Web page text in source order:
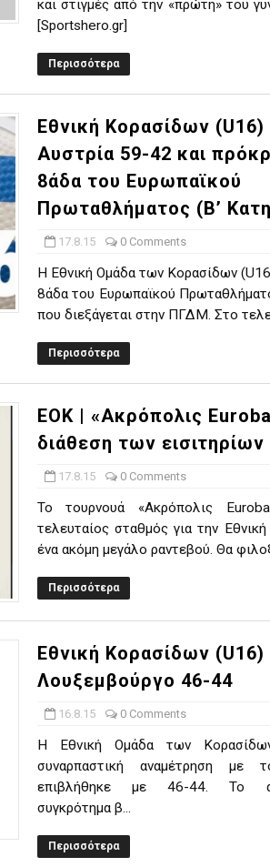
και στιγμές από την «πρώτη» του
[Sportshero.gr]
Περισσότερα
Εθνική Κορασίδων (U16)
Αυστρία 59-42 και
8άδα του Ευρωπαϊκού
Πρωταθλήματος (Β’
17.8.15 0 Comments
Η Εθνική Ομάδα των Κορασίδων
8άδα του Ευρωπαϊκού
που διεξάγεται στην ΠΓΔΜ. Στο
Περισσότερα
EOK | «Ακρόπολις
διάθεση των εισιτηρίων
17.8.15 0 Comments
Το τουρνουά «Ακρόπολις
τελευταίος σταθμός για την
ένα ακόμη μεγάλο ραντεβού. Θα
Περισσότερα
Εθνική Κορασίδων (U16)
Λουξεμβούργο 46-44
16.8.15 0 Comments
Η Εθνική Ομάδα των
συναρπαστική αναμέτρηση με
επιβλήθηκε με 46-44. Το
συγκρότημα β...
Περισσότερα